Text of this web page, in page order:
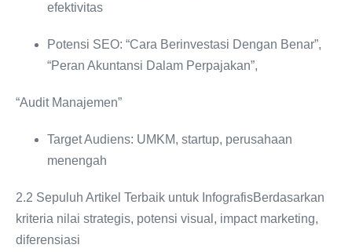
efektivitas
Potensi SEO: “Cara Berinvestasi Dengan Benar”,
“Peran Akuntansi Dalam Perpajakan”,
“Audit Manajemen”
Target Audiens: UMKM, startup, perusahaan
menengah
2.2 Sepuluh Artikel Terbaik untuk InfografisBerdasarkan
kriteria nilai strategis, potensi visual, impact marketing,
diferensiasi